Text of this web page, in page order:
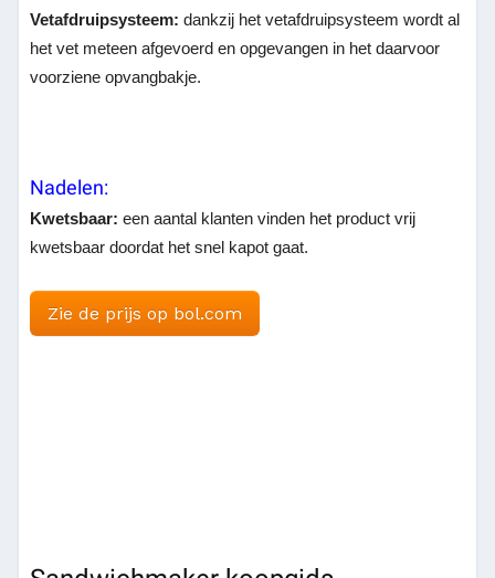
Vetafdruipsysteem: dankzij het vetafdruipsysteem wordt al
het vet meteen afgevoerd en opgevangen in het daarvoor
voorziene opvangbakje.
Nadelen:
Kwetsbaar: een aantal klanten vinden het product vrij
kwetsbaar doordat het snel kapot gaat.
Zie de prijs op bol.com